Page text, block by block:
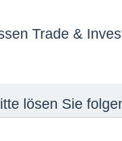
Trade &
lösen Sie